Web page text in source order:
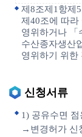
제8조제1항제
제40조에 따라
영위하거나 「
수산종자생산
영위하기 위한
신청서류
1) 공유수면
→변경허가 신